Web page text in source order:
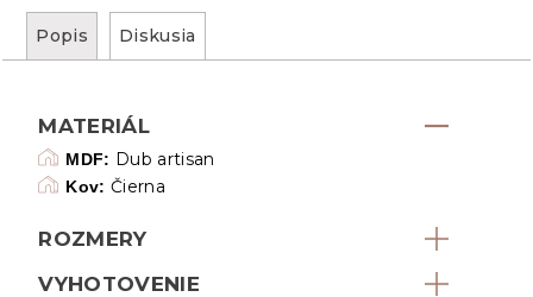
Popis Diskusia
MATERIÁL
MDF: Dub artisan
Kov: Čierna
ROZMERY
VYHOTOVENIE